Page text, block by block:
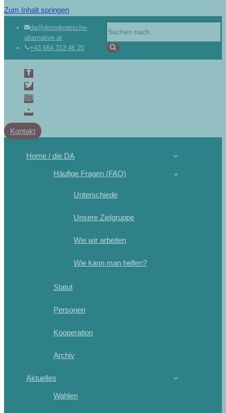
Zum Inhalt springen
da@demokratische-
alternative.at
+43 664 313 46 20
Kontakt
Home / die DA
Häufige Fragen (FAQ)
Unterschiede
Unsere Zielgruppe
Wie wir arbeiten
Wie kann man helfen?
Statut
Personen
Kooperation
Archiv
Aktuelles
Wahlen